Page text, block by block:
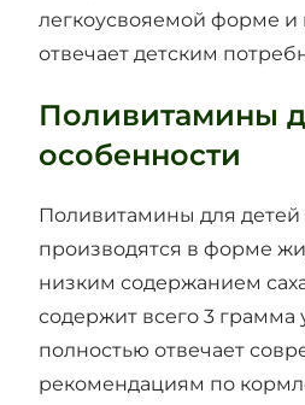
легкоусвояемой форме и
отвечает детским
Поливитамины
особенности
Поливитамины для детей
производятся в форме
низким содержанием
содержит всего 3 грамма
полностью отвечает
рекомендациям по